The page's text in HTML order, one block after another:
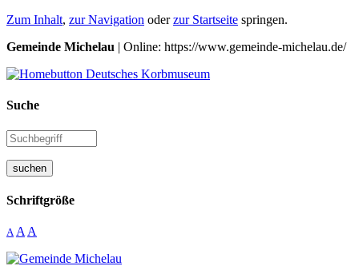
Zum Inhalt, zur Navigation oderzur Startseite springen.
Gemeinde Michelau | Online: https://www.gemeinde-michelau.de/
Suche
suchen
Schriftgröße
A A A